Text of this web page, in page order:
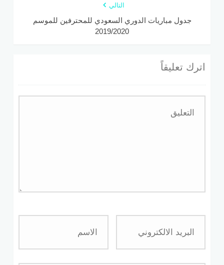
التالي
جدول مباريات الدوري السعودي للمحترفين للموسم
2019/2020
اترك تعليقاً